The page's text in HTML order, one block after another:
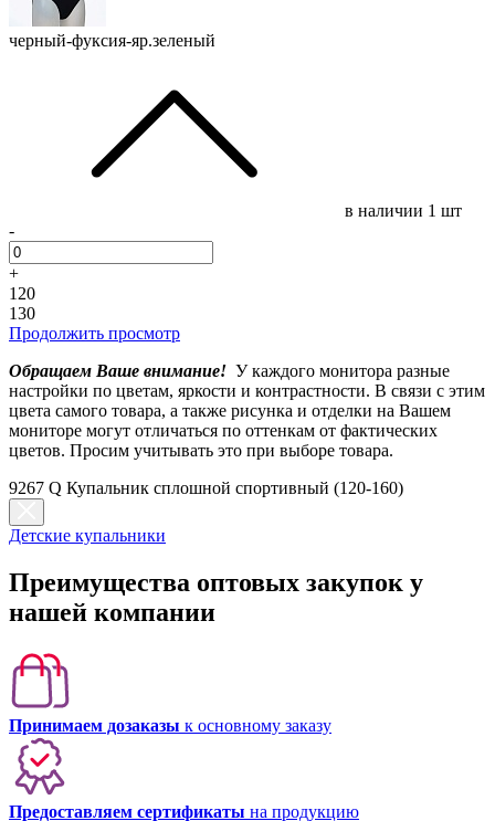
черный-фуксия-яр.зеленый
в наличии 1 шт
-
+
120
130
Продолжить просмотр
Обращаем Ваше внимание! У каждого монитора разные
настройки по цветам, яркости и контрастности. В связи с этим
цвета самого товара, а также рисунка и отделки на Вашем
мониторе могут отличаться по оттенкам от фактических
цветов. Просим учитывать это при выборе товара.
9267 Q Купальник сплошной спортивный (120-160)
Детские купальники
Преимущества оптовых закупок у
нашей компании
Принимаем дозаказы к основному заказу
Предоставляем сертификаты на продукцию